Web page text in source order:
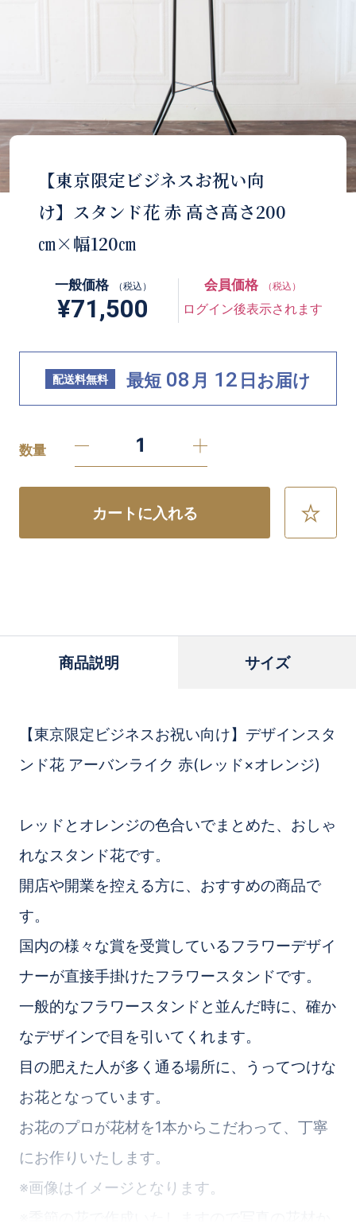
【東京限定ビジネスお祝い向
け】スタンド花 赤 高さ高さ200
㎝×幅120㎝
一般価格 （税込）
¥71,500
会員価格 （税込）
ログイン後表示されます
配送料無料 最短 08 月 12 日お届け
数量
カートに入れる
お
商品説明 サイズ
【東京限定ビジネスお祝い向け】デザインスタ
ンド花 アーバンライク 赤(レッド×オレンジ)
レッドとオレンジの色合いでまとめた、おしゃ
れなスタンド花です。
開店や開業を控える方に、おすすめの商品で
す。
国内の様々な賞を受賞しているフラワーデザイ
ナーが直接手掛けたフラワースタンドです。
一般的なフラワースタンドと並んだ時に、確か
なデザインで目を引いてくれます。
目の肥えた人が多く通る場所に、うってつけな
お花となっています。
お花のプロが花材を1本からこだわって、丁寧
にお作りいたします。
※画像はイメージとなります。